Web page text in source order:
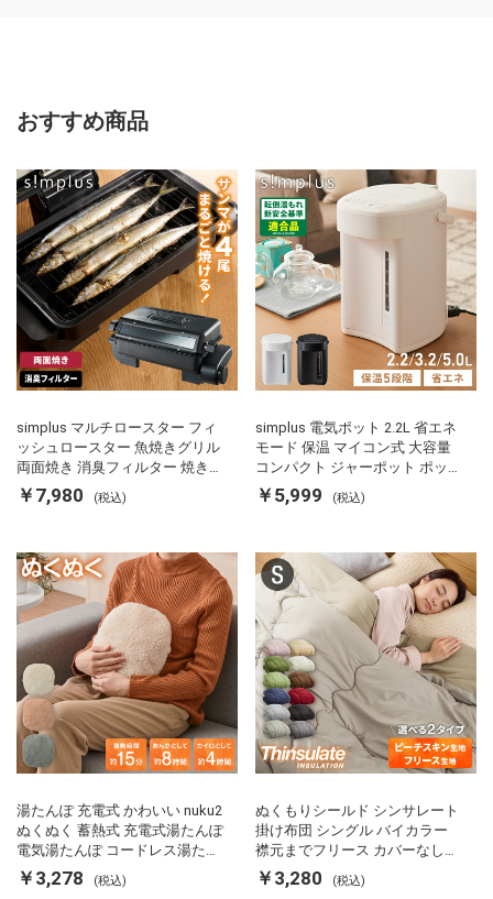
おすすめ商品
simplus マルチロースター フィ
ッシュロースター 魚焼きグリル
両面焼き 消臭フィルター 焼き魚
両面ヒーター タイマー付き SP-
FRS01 マットブラック シンプラ
￥7,980 (税込)
simplus 電気ポット 2.2L 省エネ
モード 保温 マイコン式 大容量
コンパクト ジャーポット ポット
カルキ抜き 空焚き防止 温度調節
軽量 SP-PD22 シンプラス
￥5,999 (税込)
湯たんぽ 充電式 かわいい nuku2
ぬくぬく 蓄熱式 充電式湯たんぽ
電気湯たんぽ コードレス湯たん
ぽ エコ 節電 節約 省エネ 充電式
エコ電気あんか EWT-2143 スリ
￥3,278 (税込)
ぬくもりシールド シンサレート
掛け布団 シングル バイカラー
襟元までフリース カバーなしで
使える 軽い 丸洗い 断熱 保温 抗
菌防臭 洗える 防ダニ 軽量 ホコ
￥3,280 (税込)